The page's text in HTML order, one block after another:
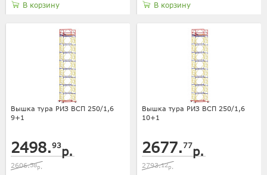
В корзину В корзину
Вышка тура РИЗ ВСП 250/1,6
9+1
2498.93р.
2606.58р.
Вышка тура РИЗ ВСП 250/1,6
10+1
2677. 77р.
2793.12р.